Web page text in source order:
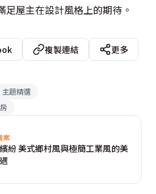
足屋主在設計風格上的期待。
複製連結
更多
題精選
案
紛 美式鄉村風與極簡工業風的美